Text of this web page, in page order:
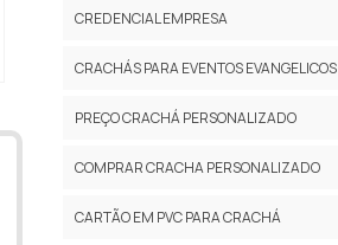
CREDENCIAL EMPRESA
CRACHÁS PARA EVENTOS EVANGELICOS
PREÇO CRACHÁ PERSONALIZADO
COMPRAR CRACHA PERSONALIZADO
CARTÃO EM PVC PARA CRACHÁ